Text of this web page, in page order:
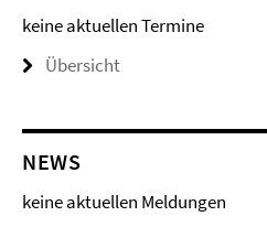
keine aktuellen Termine
Übersicht
NEWS
keine aktuellen Meldungen